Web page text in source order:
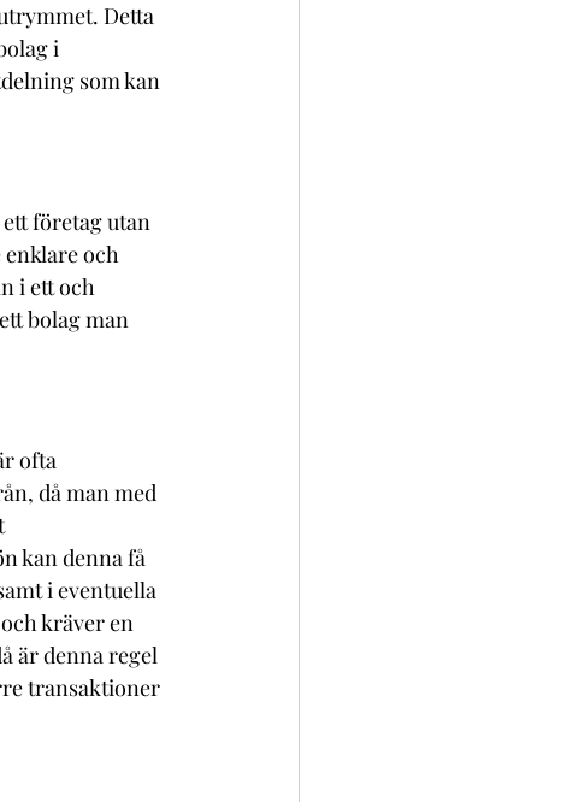
Detta
i
som kan
företag utan
och
i ett och
bolag man
ofta
då man med
kan denna få
i eventuella
kräver en
är denna regel
transaktioner